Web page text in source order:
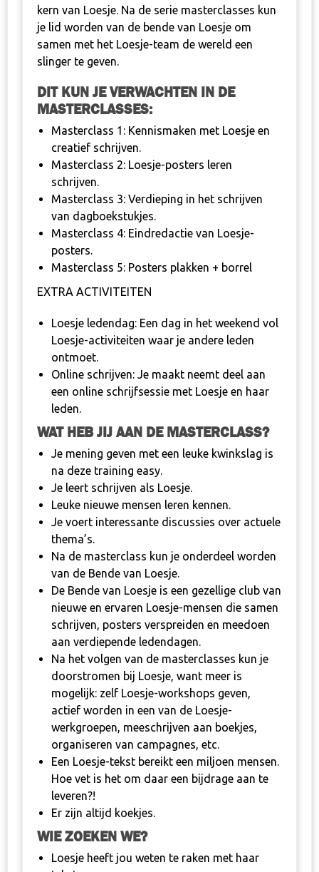
kern van Loesje. Na de serie masterclasses kun
je lid worden van de bende van Loesje om
samen met het Loesje-team de wereld een
slinger te geven.
DIT KUN JE VERWACHTEN IN DE
MASTERCLASSES:
Masterclass 1: Kennismaken met Loesje en
creatief schrijven.
Masterclass 2: Loesje-posters leren
schrijven.
Masterclass 3: Verdieping in het schrijven
van dagboekstukjes.
Masterclass 4: Eindredactie van Loesje-
posters.
Masterclass 5: Posters plakken + borrel
EXTRA ACTIVITEITEN
Loesje ledendag: Een dag in het weekend vol
Loesje-activiteiten waar je andere leden
ontmoet.
Online schrijven: Je maakt neemt deel aan
een online schrijfsessie met Loesje en haar
leden.
WAT HEB JIJ AAN DE MASTERCLASS?
Je mening geven met een leuke kwinkslag is
na deze training easy.
Je leert schrijven als Loesje.
Leuke nieuwe mensen leren kennen.
Je voert interessante discussies over actuele
thema’s.
Na de masterclass kun je onderdeel worden
van de Bende van Loesje.
De Bende van Loesje is een gezellige club van
nieuwe en ervaren Loesje-mensen die samen
schrijven, posters verspreiden en meedoen
aan verdiepende ledendagen.
Na het volgen van de masterclasses kun je
doorstromen bij Loesje, want meer is
mogelijk: zelf Loesje-workshops geven,
actief worden in een van de Loesje-
werkgroepen, meeschrijven aan boekjes,
organiseren van campagnes, etc.
Een Loesje-tekst bereikt een miljoen mensen.
Hoe vet is het om daar een bijdrage aan te
leveren?!
Er zijn altijd koekjes.
WIE ZOEKEN WE?
Loesje heeft jou weten te raken met haar